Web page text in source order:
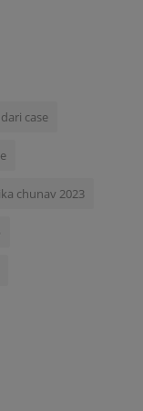
case
chunav 2023